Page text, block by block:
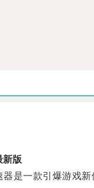
新版
一款引爆游戏新